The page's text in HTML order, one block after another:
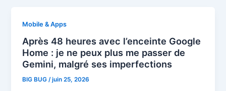
Mobile & Apps
Après 48 heures avec l’enceinte Google
Home : je ne peux plus me passer de
Gemini, malgré ses imperfections
BIG BUG/juin 25, 2026